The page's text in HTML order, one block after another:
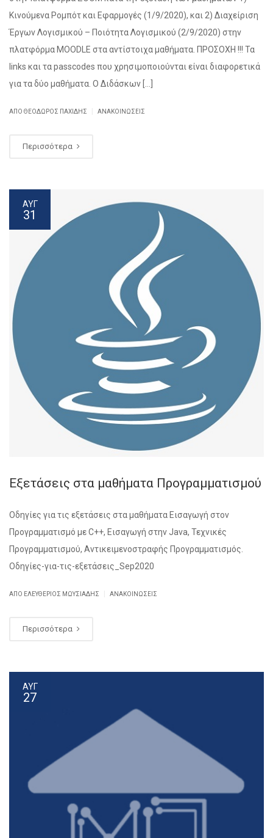
Κινούμενα Ρομπότ και Εφαρμογές (1/9/2020), και 2) Διαχείριση
Έργων Λογισμικού – Ποιότητα Λογισμικού (2/9/2020) στην
πλατφόρμα MOODLE στα αντίστοιχα μαθήματα. ΠΡΟΣΟΧΗ !!! Τα
links και τα passcodes που χρησιμοποιούνται είναι διαφορετικά
για τα δύο μαθήματα. Ο Διδάσκων […]
ΑΠΌ ΘΕΌΔΩΡΟΣ ΠΑΧΊΔΗΣ ΑΝΑΚΟΙΝΏΣΕΙΣ
Περισσότερα
ΑΥΓ
31
Εξετάσεις στα μαθήματα Προγραμματισμού
Οδηγίες για τις εξετάσεις στα μαθήματα Εισαγωγή στον
Προγραμματισμό με C++, Εισαγωγή στην Java, Τεχνικές
Προγραμματισμού, Αντικειμενοστραφής Προγραμματισμός.
Οδηγίες-για-τις-εξετάσεις_Sep2020
ΑΠΌ ΕΛΕΥΘΈΡΙΟΣ ΜΩΥΣΙΆΔΗΣ ΑΝΑΚΟΙΝΏΣΕΙΣ
Περισσότερα
ΑΥΓ
27